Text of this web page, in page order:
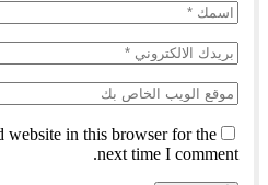
website in this browser for the
next time I comment.